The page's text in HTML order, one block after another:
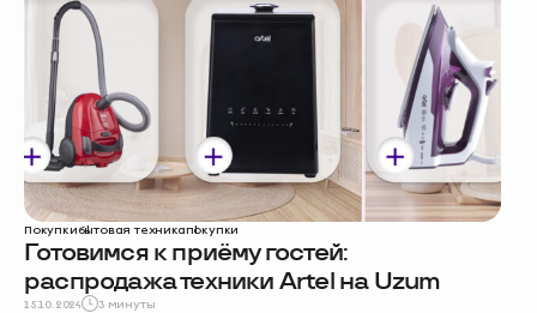
Покупкибытовая техникапокупки
Готовимся к приёму гостей:
распродажа техники Artel на Uzum
15.10.2024 3 минуты